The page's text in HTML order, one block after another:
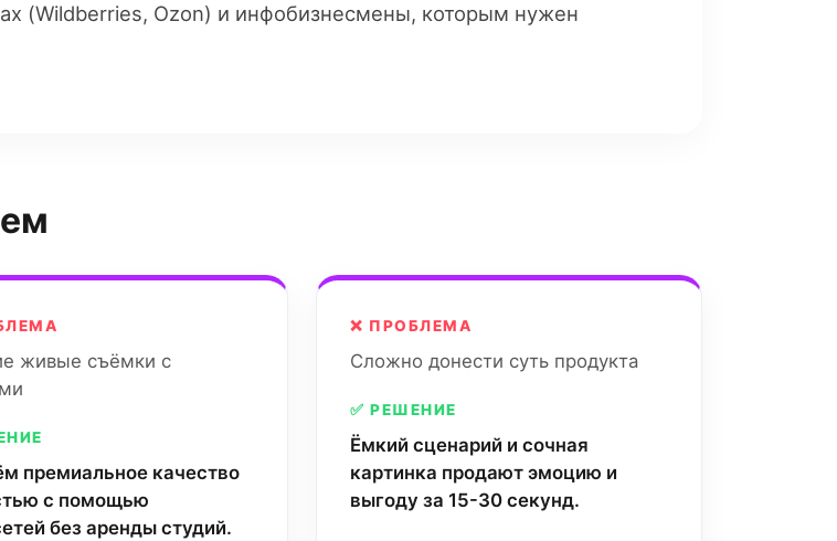
(Wildberries, Ozon) и инфобизнесмены, которым нужен
живые съёмки с
премиальное качество
с помощью
без аренды студий.
❌ ПРОБЛЕМА
Сложно донести суть продукта
✅ РЕШЕНИЕ
Ёмкий сценарий и сочная
картинка продают эмоцию и
выгоду за 15-30 секунд.